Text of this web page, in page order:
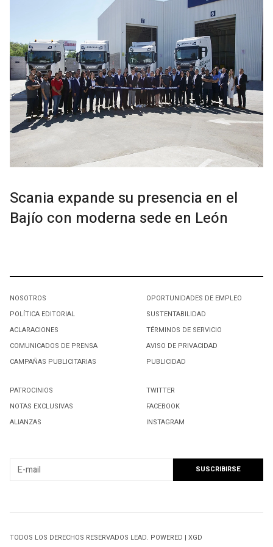
Scania expande su presencia en el
Bajío con moderna sede en León
NOSOTROS
POLÍTICA EDITORIAL
ACLARACIONES
COMUNICADOS DE PRENSA
CAMPAÑAS PUBLICITARIAS
OPORTUNIDADES DE EMPLEO
SUSTENTABILIDAD
TÉRMINOS DE SERVICIO
AVISO DE PRIVACIDAD
PUBLICIDAD
PATROCINIOS
NOTAS EXCLUSIVAS
ALIANZAS
TWITTER
FACEBOOK
INSTAGRAM
TODOS LOS DERECHOS RESERVADOS LEAD. POWERED | XGD